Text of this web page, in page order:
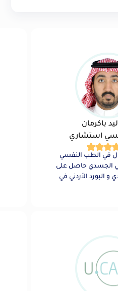
باكرمان
استشاري
في الطب النفسي
والطب النفسي الجسدي حاصل على
و البورد الأردني في